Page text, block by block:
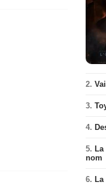
2.
3.
4.
5.
nom
6.